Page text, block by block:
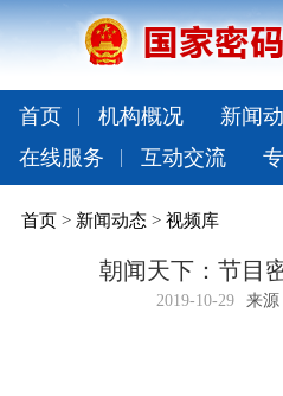
首页 机构概况 新闻
在线服务
互动交流
首页> 新闻动态> 视频库
朝闻天下：节目
2019-10-29 来源